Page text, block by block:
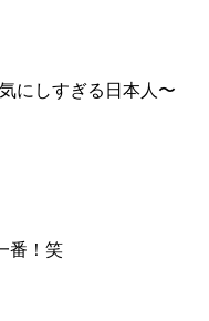
にしすぎる日本人〜
番！笑